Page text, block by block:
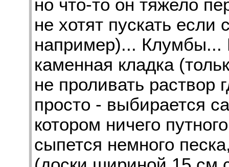
но что-то он тяжело
не хотят пускать если
например)... Клумбы...
каменная кладка
не проливать раствор
просто - выбирается
котором ничего
сыпется немного